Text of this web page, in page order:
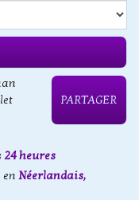
PARTAGER
24 heures
Néerlandais,